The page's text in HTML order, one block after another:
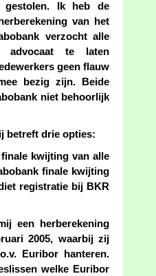
Ik heb de
van het
verzocht alle
advocaat te laten
geen flauw
bezig zijn. Beide
niet behoorlijk
betreft drie opties:
kwijting van alle
finale kwijting
registratie bij BKR
een herberekening
2005, waarbij zij
Euribor hanteren.
welke Euribor